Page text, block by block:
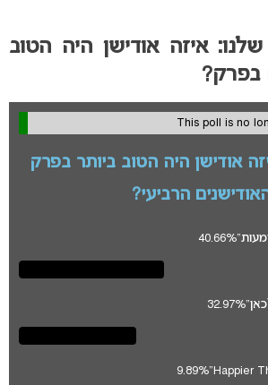
איזה אודישן היה הטוב
בפרק?
This poll is no
אודישן היה הטוב ביותר בפרק
הרביעי?
40.66%
32.97%
9.89%